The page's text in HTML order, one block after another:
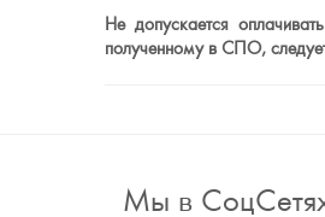
Не допускается
полученному в СПО,
Мы в